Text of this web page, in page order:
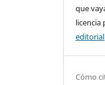
que
licencia
editorial
Cómo